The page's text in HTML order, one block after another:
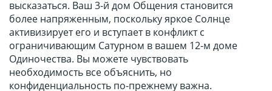
высказаться. Ваш 3-й дом Общения становится
более напряженным, поскольку яркое Солнце
активизирует его и вступает в конфликт с
ограничивающим Сатурном в вашем 12-м доме
Одиночества. Вы можете чувствовать
необходимость все объяснить, но
конфиденциальность по-прежнему важна.